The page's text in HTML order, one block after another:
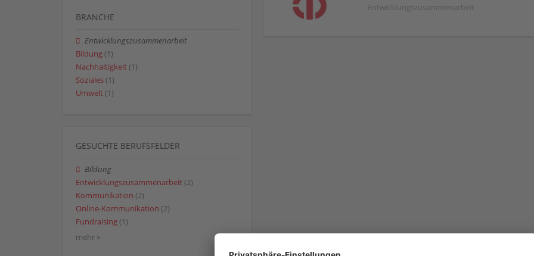
Entwicklungszusammenarbeit
BRANCHE
Entwicklungszusammenarbeit
Bildung (1)
Nachhaltigkeit (1)
Soziales (1)
Umwelt (1)
GESUCHTE BERUFSFELDER
Bildung
Entwicklungszusammenarbeit (2)
Kommunikation (2)
Online-Kommunikation (2)
Fundraising (1)
mehr »